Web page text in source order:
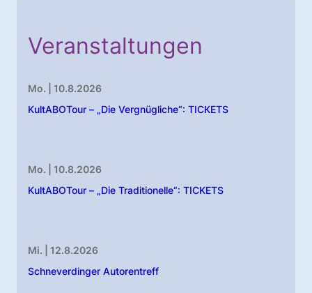
Veranstaltungen
Mo. | 10.8.2026
KultABOTour – „Die Vergnügliche“: TICKETS
Mo. | 10.8.2026
KultABOTour – „Die Traditionelle“: TICKETS
Mi. | 12.8.2026
Schneverdinger Autorentreff